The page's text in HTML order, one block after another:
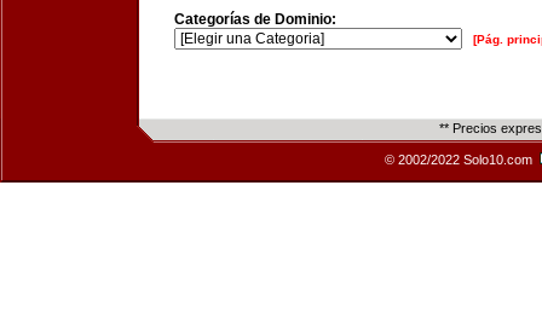
Categorías de Dominio:
[Pág.
** Precios
© 2002/2022 Solo10.com